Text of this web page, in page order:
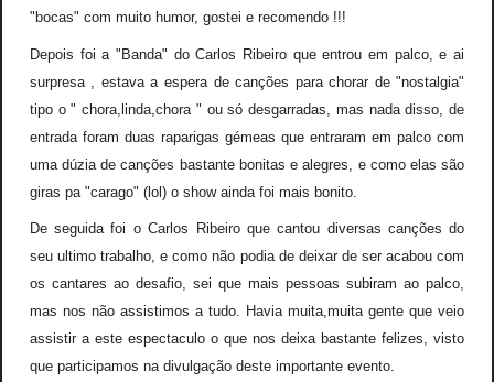
"bocas" com muito humor, gostei e recomendo !!!
Depois foi a "Banda" do Carlos Ribeiro que entrou em palco, e ai
surpresa , estava a espera de canções para chorar de "nostalgia"
tipo o " chora,linda,chora " ou só desgarradas, mas nada disso, de
entrada foram duas raparigas gémeas que entraram em palco com
uma dúzia de canções bastante bonitas e alegres, e como elas são
giras pa "carago" (lol) o show ainda foi mais bonito.
De seguida foi o Carlos Ribeiro que cantou diversas canções do
seu ultimo trabalho, e como não podia de deixar de ser acabou com
os cantares ao desafio, sei que mais pessoas subiram ao palco,
mas nos não assistimos a tudo. Havia muita,muita gente que veio
assistir a este espectaculo o que nos deixa bastante felizes, visto
que participamos na divulgação deste importante evento.